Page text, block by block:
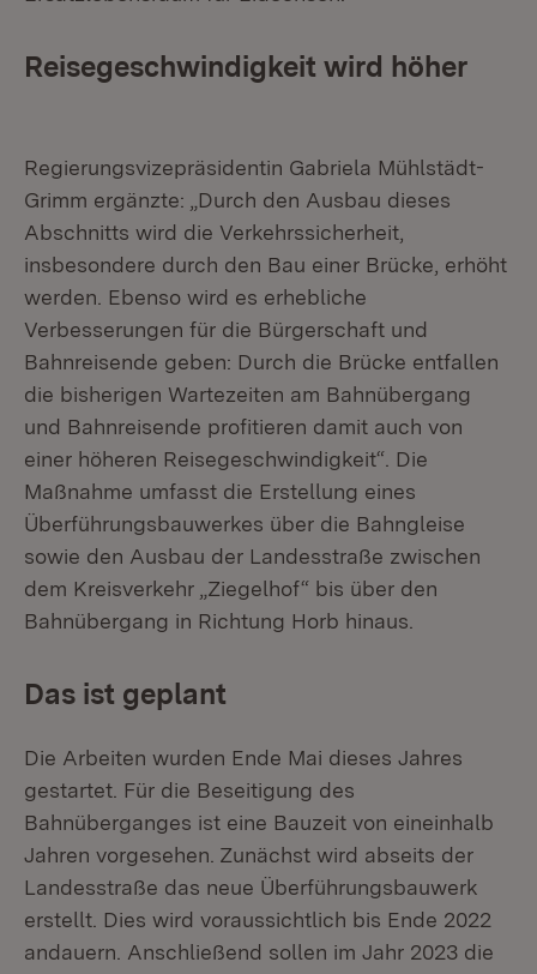
Reisegeschwindigkeit wird höher
Regierungsvizepräsidentin Gabriela Mühlstädt-
Grimm ergänzte: „Durch den Ausbau dieses
Abschnitts wird die Verkehrssicherheit,
insbesondere durch den Bau einer Brücke, erhöht
werden. Ebenso wird es erhebliche
Verbesserungen für die Bürgerschaft und
Bahnreisende geben: Durch die Brücke entfallen
die bisherigen Wartezeiten am Bahnübergang
und Bahnreisende profitieren damit auch von
einer höheren Reisegeschwindigkeit“. Die
Maßnahme umfasst die Erstellung eines
Überführungsbauwerkes über die Bahngleise
sowie den Ausbau der Landesstraße zwischen
dem Kreisverkehr „Ziegelhof“ bis über den
Bahnübergang in Richtung Horb hinaus.
Das ist geplant
Die Arbeiten wurden Ende Mai dieses Jahres
gestartet. Für die Beseitigung des
Bahnüberganges ist eine Bauzeit von eineinhalb
Jahren vorgesehen. Zunächst wird abseits der
Landesstraße das neue Überführungsbauwerk
erstellt. Dies wird voraussichtlich bis Ende 2022
andauern. Anschließend sollen im Jahr 2023 die